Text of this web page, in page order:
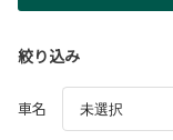
絞り込み
車名